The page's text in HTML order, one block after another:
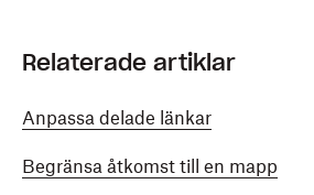
Relaterade artiklar
Anpassa delade länkar
Begränsa åtkomst till en mapp